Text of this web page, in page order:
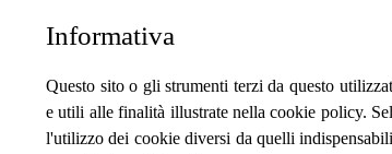
pagine
testi,
e segni
Informativa
Questo sito o gli strumenti terzi da questo
e utili alle finalità illustrate nella cookie policy.
l'utilizzo dei cookie diversi da quelli